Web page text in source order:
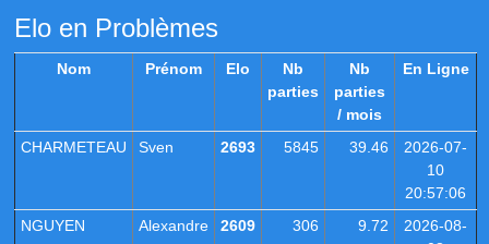
Elo en Problèmes
Nom Prénom Elo
Nb
parties
Nb
parties
/ mois
En Ligne
CHARMETEAU Sven 2693 5845 39.46
2026-07-
10
20:57:06
NGUYEN
Alexandre 2609 306 9.72
2026-08-